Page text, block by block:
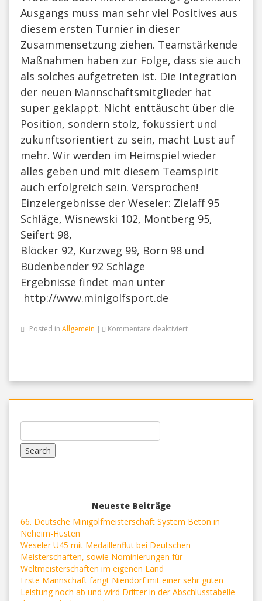
Ausgangs muss man sehr viel Positives aus
diesem ersten Turnier in dieser
Zusammensetzung ziehen. Teamstärkende
Maßnahmen haben zur Folge, dass sie auch
als solches aufgetreten ist. Die Integration
der neuen Mannschaftsmitglieder hat
super geklappt. Nicht enttäuscht über die
Position, sondern stolz, fokussiert und
zukunftsorientiert zu sein, macht Lust auf
mehr. Wir werden im Heimspiel wieder
alles geben und mit diesem Teamspirit
auch erfolgreich sein. Versprochen!
Einzelergebnisse der Weseler: Zielaff 95
Schläge, Wisnewski 102, Montberg 95,
Seifert 98,
Blöcker 92, Kurzweg 99, Born 98 und
Büdenbender 92 Schläge
Ergebnisse findet man unter
http://www.minigolfsport.de
Posted in Allgemein | Kommentare deaktiviertfür
zum
Neueste Beiträge
66. Deutsche Minigolfmeisterschaft System Beton in
Neheim-Hüsten
Weseler Ü45 mit Medaillenflut bei Deutschen
Meisterschaften, sowie Nominierungen für
Weltmeisterschaften im eigenen Land
Erste Mannschaft fängt Niendorf mit einer sehr guten
Leistung noch ab und wird Dritter in der Abschlusstabelle